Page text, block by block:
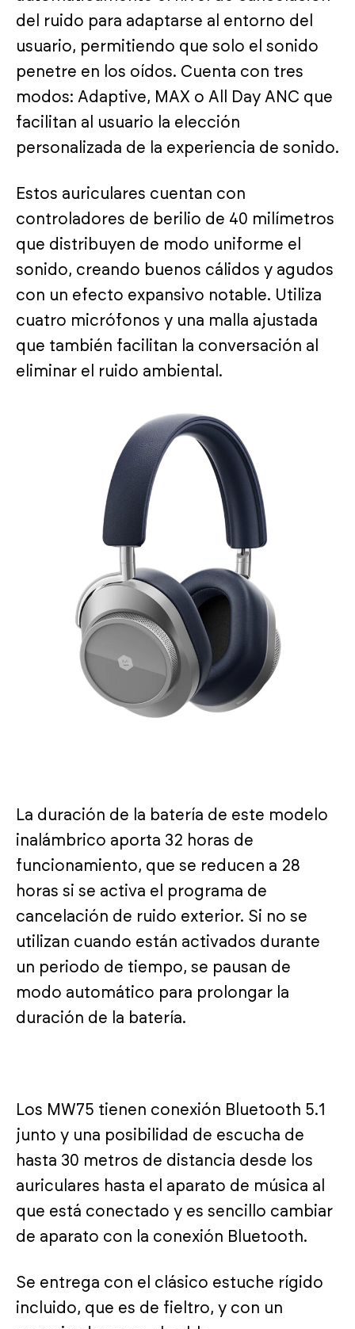
del ruido para adaptarse al entorno del
usuario, permitiendo que solo el sonido
penetre en los oídos. Cuenta con tres
modos: Adaptive, MAX o All Day ANC que
facilitan al usuario la elección
personalizada de la experiencia de sonido.
Estos auriculares cuentan con
controladores de berilio de 40 milímetros
que distribuyen de modo uniforme el
sonido, creando buenos cálidos y agudos
con un efecto expansivo notable. Utiliza
cuatro micrófonos y una malla ajustada
que también facilitan la conversación al
eliminar el ruido ambiental.
La duración de la batería de este modelo
inalámbrico aporta 32 horas de
funcionamiento, que se reducen a 28
horas si se activa el programa de
cancelación de ruido exterior. Si no se
utilizan cuando están activados durante
un periodo de tiempo, se pausan de
modo automático para prolongar la
duración de la batería.
Los MW75 tienen conexión Bluetooth 5.1
junto y una posibilidad de escucha de
hasta 30 metros de distancia desde los
auriculares hasta el aparato de música al
que está conectado y es sencillo cambiar
de aparato con la conexión Bluetooth.
Se entrega con el clásico estuche rígido
incluido, que es de fieltro, y con un